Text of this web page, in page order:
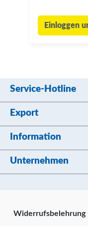
Einloggen
Service-Hotline
Export
Information
Unternehmen
Widerrufsbelehrung